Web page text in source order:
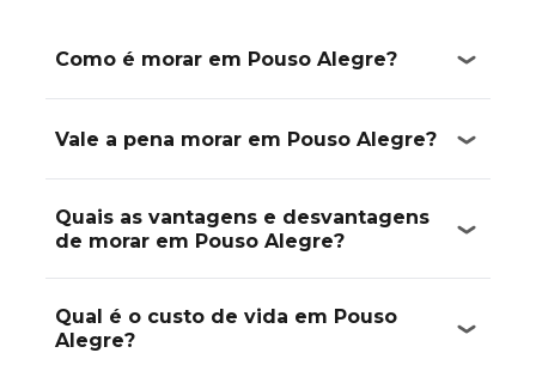
Como é morar em Pouso Alegre?
Vale a pena morar em Pouso Alegre?
Quais as vantagens e desvantagens
de morar em Pouso Alegre?
Qual é o custo de vida em Pouso
Alegre?